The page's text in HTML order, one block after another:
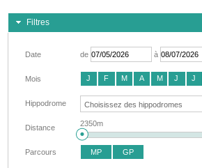
Filtres
Date de à
Mois J F M A M J J
Hippodrome
Distance 2350m
Parcours MP GP